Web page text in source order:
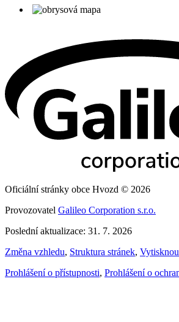
Oficiální stránky obce Hvozd © 2026
Provozovatel Galileo Corporation s.r.o.
Poslední aktualizace: 31. 7. 2026
Změna vzhledu, Struktura stránek,
Prohlášení o přístupnosti, Prohlášení o